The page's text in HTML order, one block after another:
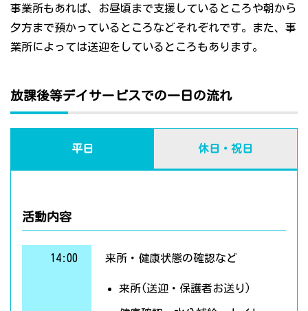
事業所もあれば、お昼頃まで支援しているところや朝から
夕方まで預かっているところなどそれぞれです。また、事
業所によっては送迎をしているところもあります。
放課後等デイサービスでの一日の流れ
平日 休日・祝日
活動内容
14:00 来所・健康状態の確認など
来所(送迎・保護者お送り)